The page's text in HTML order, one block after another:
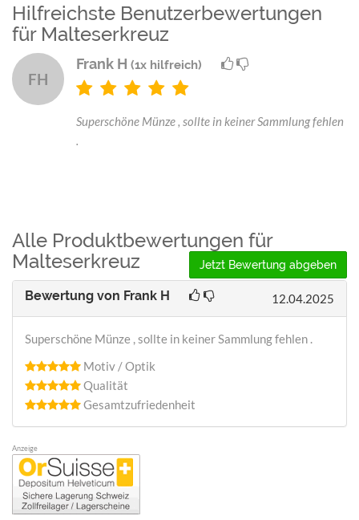
Hilfreichste Benutzerbewertungen
für Malteserkreuz
FH
Frank H (1x hilfreich)
Superschöne Münze , sollte in keiner Sammlung fehlen
Alle Produktbewertungen für
Malteserkreuz
Jetzt Bewertung abgeben
Bewertung von Frank H 12.04.2025
Superschöne Münze , sollte in keiner Sammlung fehlen .
Motiv / Optik
Qualität
Gesamtzufriedenheit
Anzeige